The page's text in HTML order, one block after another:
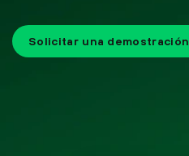
Solicitar una demostración